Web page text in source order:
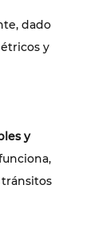
dado
y
y
tránsitos